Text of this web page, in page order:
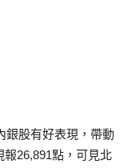
銀股有好表現，帶動
26,891點，可見北